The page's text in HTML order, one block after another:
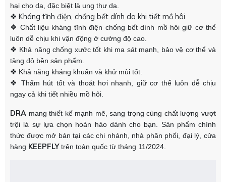
hại cho da, đặc biệt là ung thư da.
❖ Kháng tĩnh điện, chống bết dính da khi tiết mồ hôi
❖ Chất liệu kháng tĩnh điện chống bết dính mồ hôi giữ cơ thể
luôn dễ chịu khi vận động ở cường độ cao.
❖ Khả năng chống xước tốt khi ma sát mạnh, bảo vệ cơ thể và
tăng độ bền sản phẩm.
❖ Khả năng kháng khuẩn và khử mùi tốt.
❖
Thấm hút tốt và thoát hơi nhanh, giữ cơ thể luôn dễ chịu
ngay cả khi tiết nhiều mồ hôi.
DRA mang thiết kế mạnh mẽ, sang trọng cùng chất lượng vượt
trội là sự lựa chọn hoàn hảo dành cho bạn. Sản phẩm chính
thức được mở bán tại các chi nhánh, nhà phân phối, đại lý, cửa
hàng KEEPFLYtrên toàn quốc từ tháng 11/2024.